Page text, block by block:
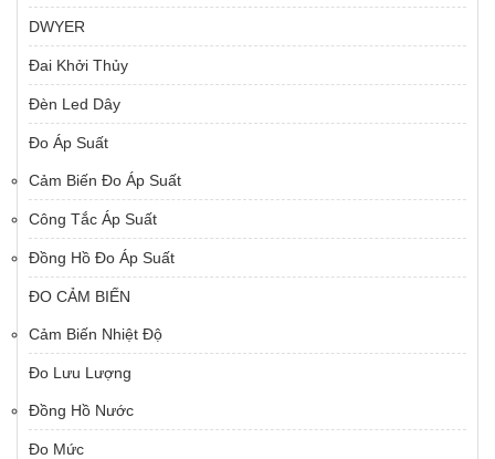
DWYER
Đai Khởi Thủy
Đèn Led Dây
Đo Áp Suất
Cảm Biến Đo Áp Suất
Công Tắc Áp Suất
Đồng Hồ Đo Áp Suất
ĐO CẢM BIẾN
Cảm Biến Nhiệt Độ
Đo Lưu Lượng
Đồng Hồ Nước
Đo Mức